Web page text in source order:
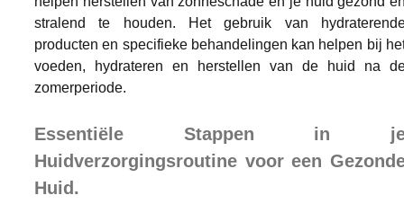
stralend te houden. Het gebruik van
producten en specifieke behandelingen kan helpen bij
voeden, hydrateren en herstellen van de huid na
zomerperiode.
Essentiële Stappen in
Huidverzorgingsroutine voor een
Huid.